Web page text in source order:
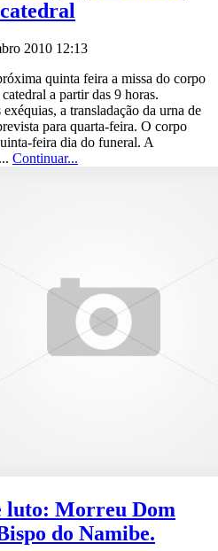
2010 12:13
quinta feira a missa do corpo
a partir das 9 horas.
a transladação da urna de
para quarta-feira. O corpo
feira dia do funeral. A
Continuar...
luto: Morreu Dom
do Namibe.